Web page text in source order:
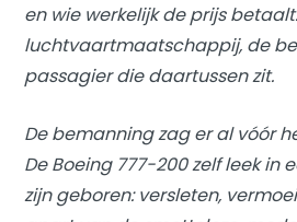
en wie werkelijk de prijs
luchtvaartmaatschappij, de
passagier die daartussen zit.
De bemanning zag er al vóór
De Boeing 777-200 zelf leek in
zijn geboren: versleten,